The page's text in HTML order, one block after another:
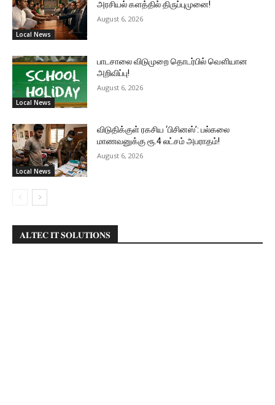
Local News
அரசியல் களத்தில் திருப்புமுனை!
August 6, 2026
Local News
பாடசாலை விடுமுறை தொடர்பில் வௌியான
அறிவிப்பு!
August 6, 2026
Local News
விடுதிக்குள் ரகசிய ‘பிசினஸ்’: பல்கலை
மாணவனுக்கு ரூ.4 லட்சம் அபராதம்!
August 6, 2026
𝐀𝐋𝐓𝐄𝐂 𝐈𝐓 𝐒𝐎𝐋𝐔𝐓𝐈𝐎𝐍𝐒